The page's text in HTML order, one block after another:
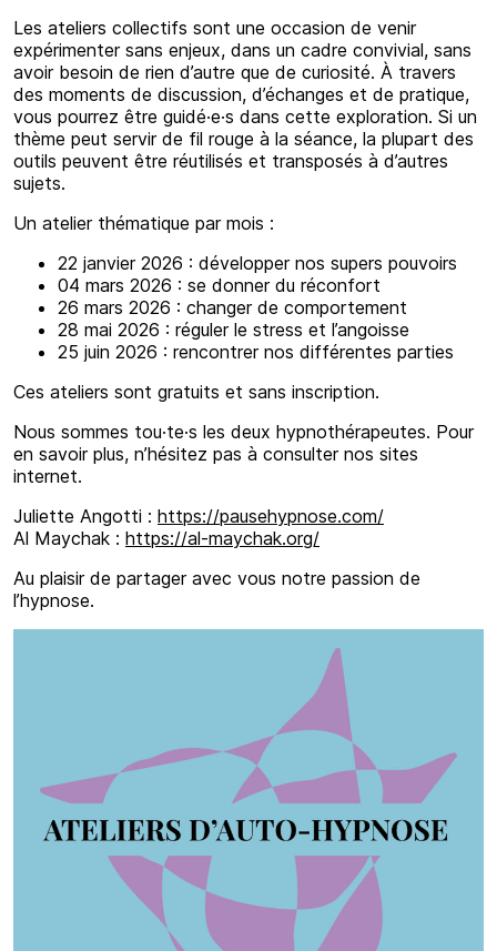
Les ateliers collectifs sont une occasion de venir
expérimenter sans enjeux, dans un cadre convivial, sans
avoir besoin de rien d’autre que de curiosité. À travers
des moments de discussion, d’échanges et de pratique,
vous pourrez être guidé·e·s dans cette exploration. Si un
thème peut servir de fil rouge à la séance, la plupart des
outils peuvent être réutilisés et transposés à d’autres
sujets.
Un atelier thématique par mois :
22 janvier 2026 : développer nos supers pouvoirs
04 mars 2026 : se donner du réconfort
26 mars 2026 : changer de comportement
28 mai 2026 : réguler le stress et l’angoisse
25 juin 2026 : rencontrer nos différentes parties
Ces ateliers sont gratuits et sans inscription.
Nous sommes tou·te·s les deux hypnothérapeutes. Pour
en savoir plus, n’hésitez pas à consulter nos sites
internet.
Juliette Angotti : https://pausehypnose.com/
Al Maychak : https://al-maychak.org/
Au plaisir de partager avec vous notre passion de
l’hypnose.